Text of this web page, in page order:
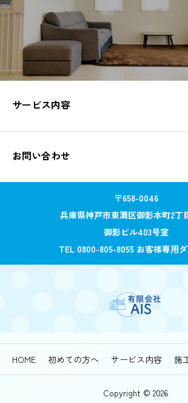
サービス内容
お問い合わせ
〒658-0046
兵庫県神戸市東灘区御影本町2丁
御影ビル403号室
TEL 0800-805-8055 お客様専⽤
HOME 初めての方へ サービス内容 施
Copyright © 2026